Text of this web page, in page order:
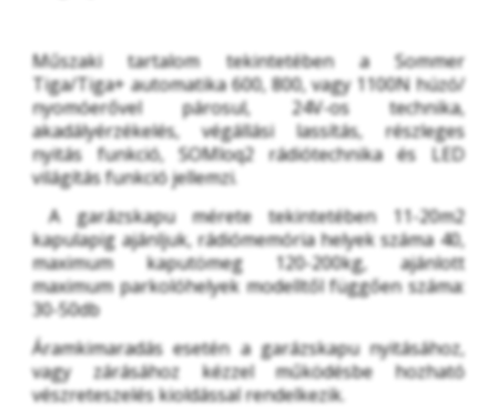
Műszaki tartalom tekintetében a Sommer
Tiga/Tiga+ automatika 600, 800, vagy 1100N húzó/
nyomóerővel párosul, 24V-os technika,
akadályérzékelés, végállási lassítás, részleges
nyitás funkció, SOMloq2 rádiótechnika és LED
világítás funkció jellemzi.
A garázskapu mérete tekintetében 11-20m2
kapulapig ajánljuk, rádiómemória helyek száma 40,
maximum kaputömeg 120-200kg, ajánlott
maximum parkolóhelyek modelltől függően száma:
30-50db
Áramkimaradás esetén a garázskapu nyitásához,
vagy zárásához kézzel működésbe hozható
vészreteszelés kioldással rendelkezik.